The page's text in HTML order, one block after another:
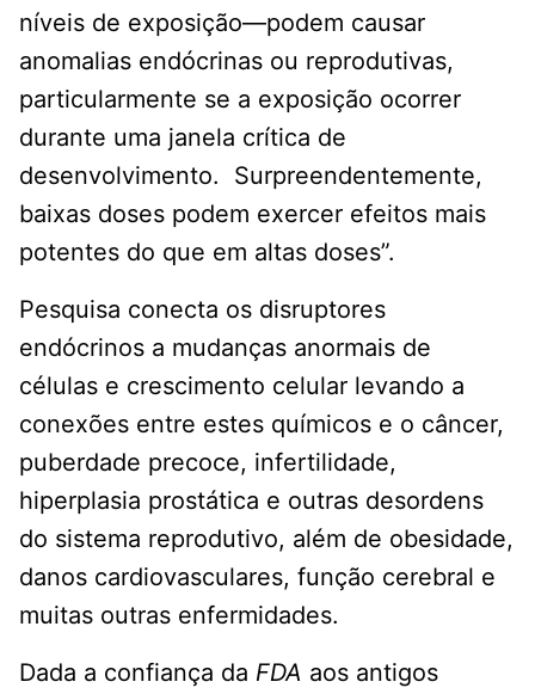
níveis de exposição—podem causar
anomalias endócrinas ou reprodutivas,
particularmente se a exposição ocorrer
durante uma janela crítica de
desenvolvimento. Surpreendentemente,
baixas doses podem exercer efeitos mais
potentes do que em altas doses”.
Pesquisa conecta os disruptores
endócrinos a mudanças anormais de
células e crescimento celular levando a
conexões entre estes químicos e o câncer,
puberdade precoce, infertilidade,
hiperplasia prostática e outras desordens
do sistema reprodutivo, além de obesidade,
danos cardiovasculares, função cerebral e
muitas outras enfermidades.
Dada a confiança da FDA aos antigos